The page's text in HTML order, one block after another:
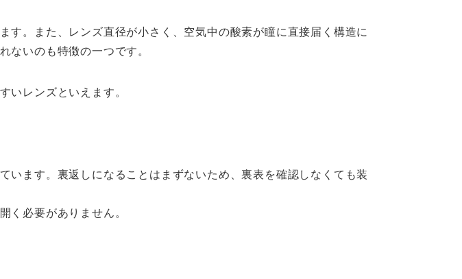
。また、レンズ直径が小さく、空気中の酸素が瞳に直接届く構造に
ないのも特徴の一つです。
いレンズといえます。
ます。裏返しになることはまずないため、裏表を確認しなくても装
く必要がありません。